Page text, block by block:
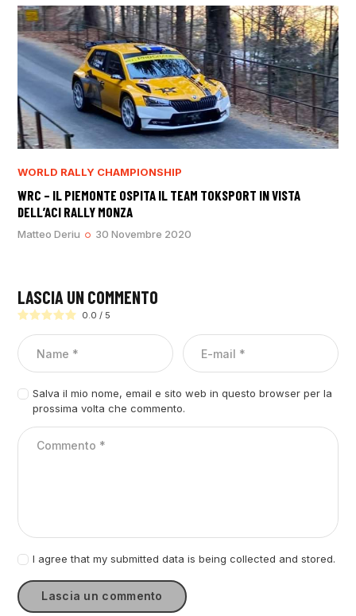
WORLD RALLY CHAMPIONSHIP
WRC – IL PIEMONTE OSPITA IL TEAM TOKSPORT IN VISTA
DELL’ACI RALLY MONZA
Matteo Deriu 30 Novembre 2020
LASCIA UN COMMENTO
0.0 / 5
Salva il mio nome, email e sito web in questo browser per la
prossima volta che commento.
I agree that my submitted data is being collected and stored.